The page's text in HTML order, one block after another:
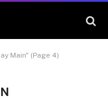
Main" (Page 4)